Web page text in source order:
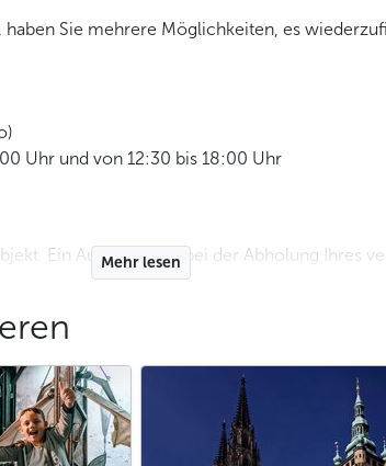
, haben Sie mehrere Möglichkeiten, es
Uhr und von 12:30 bis 18:00 Uhr
Ein Ausweis wird bei der Abholung Ihres
müssen nur ein einfaches Formular
Mehr lesen